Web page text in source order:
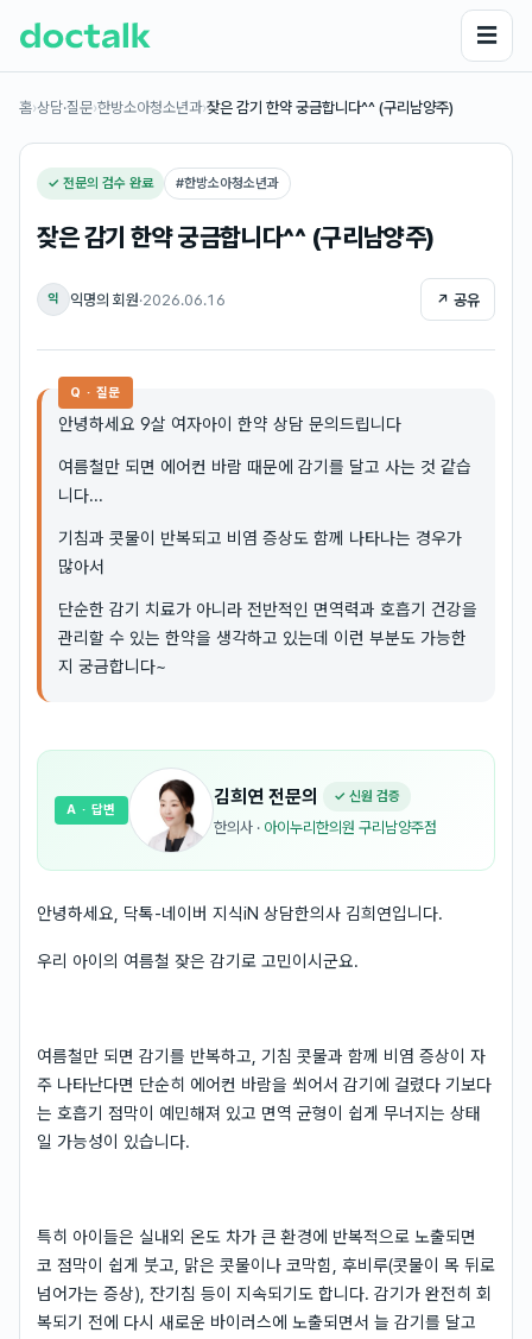
☰
홈›상담·질문›한방소아청소년과›잦은 감기 한약 궁금합니다^^ (구리남양주)
✓ 전문의 검수 완료 #한방소아청소년과
잦은 감기 한약 궁금합니다^^ (구리남양주)
익 익명의 회원·2026.06.16 ↗ 공유
Q · 질문
안녕하세요 9살 여자아이 한약 상담 문의드립니다
여름철만 되면 에어컨 바람 때문에 감기를 달고 사는 것 같습
니다...
기침과 콧물이 반복되고 비염 증상도 함께 나타나는 경우가
많아서
단순한 감기 치료가 아니라 전반적인 면역력과 호흡기 건강을
관리할 수 있는 한약을 생각하고 있는데 이런 부분도 가능한
지 궁금합니다~
김희연 전문의 ✓ 신원 검증
한의사 · 아이누리한의원 구리남양주점
A · 답변
안녕하세요, 닥톡-네이버 지식iN 상담한의사 김희연입니다.
우리 아이의 여름철 잦은 감기로 고민이시군요.
여름철만 되면 감기를 반복하고, 기침 콧물과 함께 비염 증상이 자
주 나타난다면 단순히 에어컨 바람을 쐬어서 감기에 걸렸다 기보다
는 호흡기 점막이 예민해져 있고 면역 균형이 쉽게 무너지는 상태
일 가능성이 있습니다.
특히 아이들은 실내외 온도 차가 큰 환경에 반복적으로 노출되면
코 점막이 쉽게 붓고, 맑은 콧물이나 코막힘, 후비루(콧물이 목 뒤로
넘어가는 증상), 잔기침 등이 지속되기도 합니다. 감기가 완전히 회
복되기 전에 다시 새로운 바이러스에 노출되면서 늘 감기를 달고